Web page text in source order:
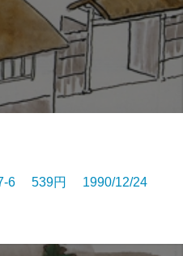
6 539円 1990/12/24